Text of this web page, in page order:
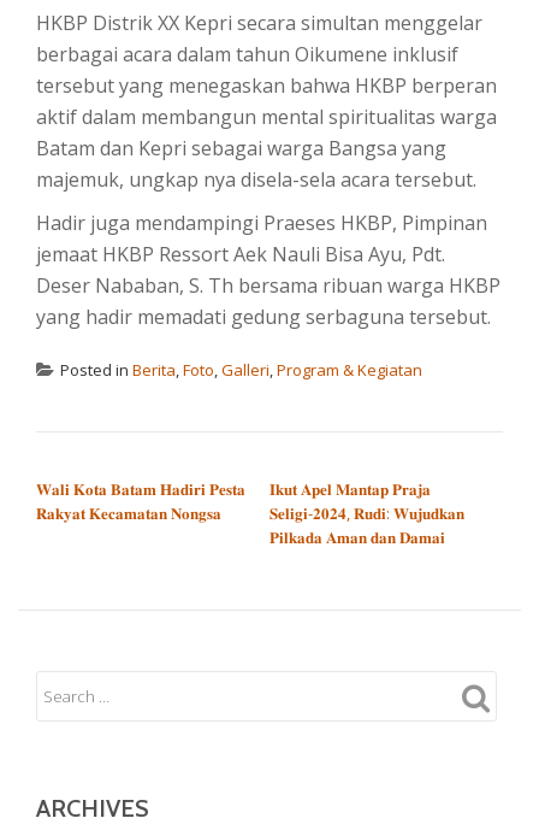
HKBP Distrik XX Kepri secara simultan menggelar
berbagai acara dalam tahun Oikumene inklusif
tersebut yang menegaskan bahwa HKBP berperan
aktif dalam membangun mental spiritualitas warga
Batam dan Kepri sebagai warga Bangsa yang
majemuk, ungkap nya disela-sela acara tersebut.
Hadir juga mendampingi Praeses HKBP, Pimpinan
jemaat HKBP Ressort Aek Nauli Bisa Ayu, Pdt.
Deser Nababan, S. Th bersama ribuan warga HKBP
yang hadir memadati gedung serbaguna tersebut.
Posted in Berita,Foto,Galleri,Program & Kegiatan
𝐖𝐚𝐥𝐢 𝐊𝐨𝐭𝐚 𝐁𝐚𝐭𝐚𝐦 𝐇𝐚𝐝𝐢𝐫𝐢 𝐏𝐞𝐬𝐭𝐚
𝐑𝐚𝐤𝐲𝐚𝐭 𝐊𝐞𝐜𝐚𝐦𝐚𝐭𝐚𝐧 𝐍𝐨𝐧𝐠𝐬𝐚
𝐈𝐤𝐮𝐭 𝐀𝐩𝐞𝐥 𝐌𝐚𝐧𝐭𝐚𝐩 𝐏𝐫𝐚𝐣𝐚
𝐒𝐞𝐥𝐢𝐠𝐢-𝟐𝟎𝟐𝟒, 𝐑𝐮𝐝𝐢: 𝐖𝐮𝐣𝐮𝐝𝐤𝐚𝐧
𝐏𝐢𝐥𝐤𝐚𝐝𝐚 𝐀𝐦𝐚𝐧 𝐝𝐚𝐧 𝐃𝐚𝐦𝐚𝐢
ARCHIVES